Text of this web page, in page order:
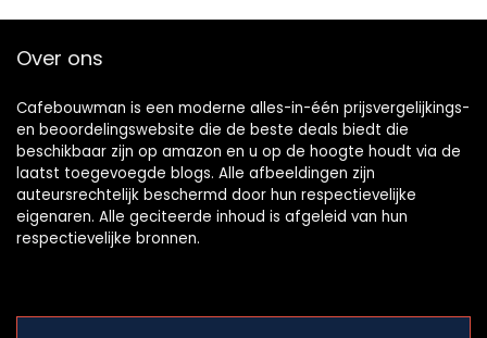
Over ons
Cafebouwman is een moderne alles-in-één prijsvergelijkings-
en beoordelingswebsite die de beste deals biedt die
beschikbaar zijn op amazon en u op de hoogte houdt via de
laatst toegevoegde blogs. Alle afbeeldingen zijn
auteursrechtelijk beschermd door hun respectievelijke
eigenaren. Alle geciteerde inhoud is afgeleid van hun
respectievelijke bronnen.